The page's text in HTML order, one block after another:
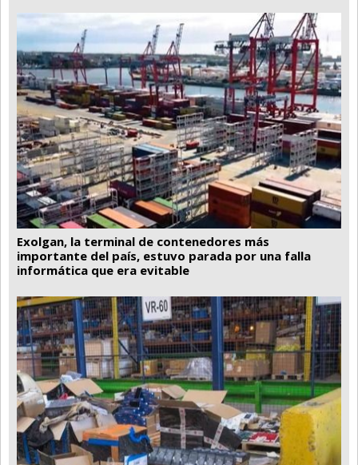
Exolgan, la terminal de contenedores más
importante del país, estuvo parada por una falla
informática que era evitable